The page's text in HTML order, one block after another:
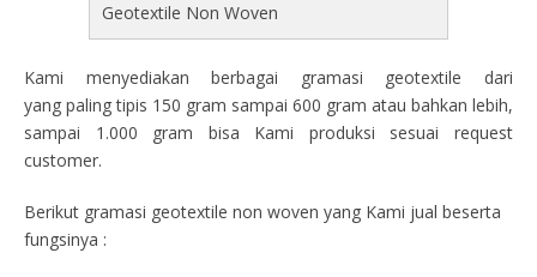
Geotextile Non Woven
Kami menyediakan berbagai gramasi geotextile dari
yang paling tipis 150 gram sampai 600 gram atau bahkan lebih,
sampai 1.000 gram bisa Kami produksi sesuai request
customer.
Berikut gramasi geotextile non woven yang Kami jual beserta
fungsinya :